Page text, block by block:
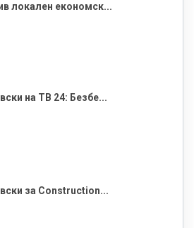
локален економск...
на ТВ 24: Безбе...
за Construction...